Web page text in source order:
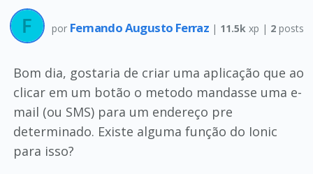
por Fernando Augusto Ferraz | 11.5k xp | 2posts
Bom dia, gostaria de criar uma aplicação que ao
clicar em um botão o metodo mandasse uma e-
mail (ou SMS) para um endereço pre
determinado. Existe alguma função do Ionic
para isso?